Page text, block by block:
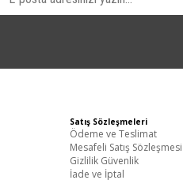
Satış Sözleşmeleri
Ödeme ve Teslimat
Mesafeli Satış Sözleşmesi
Gizlilik Güvenlik
İade ve İptal